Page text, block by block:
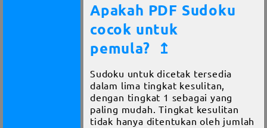
Apakah PDF Sudoku
cocok untuk
pemula?
↥
Sudoku untuk dicetak tersedia
dalam lima tingkat kesulitan,
dengan tingkat 1 sebagai yang
paling mudah. Tingkat kesulitan
tidak hanya ditentukan oleh jumlah